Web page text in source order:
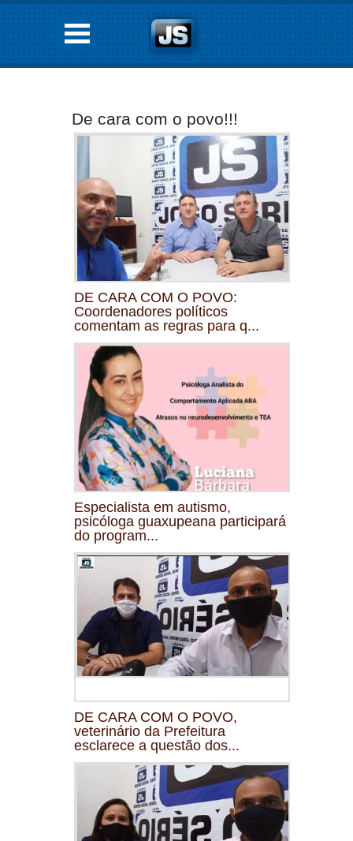
De cara com o povo!!!
DE CARA COM O POVO:
Coordenadores políticos
comentam as regras para q...
Especialista em autismo,
psicóloga guaxupeana participará
do program...
DE CARA COM O POVO,
veterinário da Prefeitura
esclarece a questão dos...